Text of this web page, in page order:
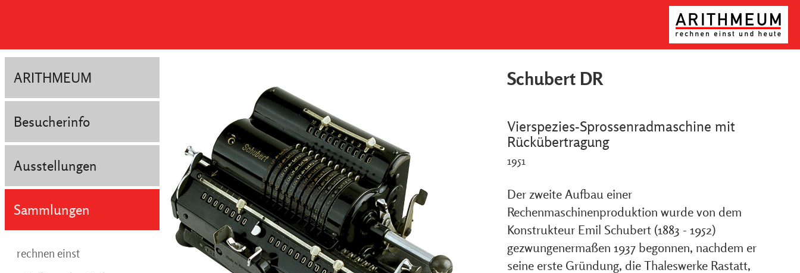
ARITHMEUM
Besucherinfo
Ausstellungen
Sammlungen
rechnen einst
Schubert DR
Vierspezies-Sprossenradmaschine mit
Rückübertragung
1951
Der zweite Aufbau einer
Rechenmaschinenproduktion wurde von dem
Konstrukteur Emil Schubert (1883 - 1952)
gezwungenermaßen 1937 begonnen, nachdem er
seine erste Gründung, die Thaleswerke Rastatt,